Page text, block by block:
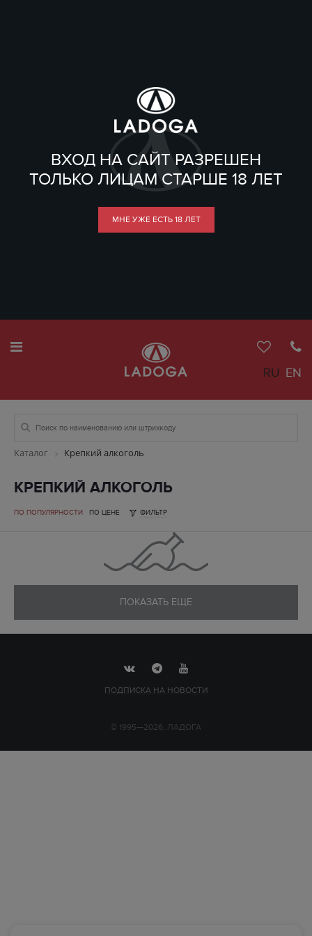
ВХОД НА САЙТ РАЗРЕШЕН
ТОЛЬКО ЛИЦАМ СТАРШЕ 18 ЛЕТ
МНЕ УЖЕ ЕСТЬ 18 ЛЕТ
RU EN
Каталог Крепкий алкоголь
КРЕПКИЙ АЛКОГОЛЬ
ПО ПОПУЛЯРНОСТИ ПО ЦЕНЕ ФИЛЬТР
ПОКАЗАТЬ ЕЩЕ
ПОДПИСКА НА НОВОСТИ
© 1995—2026, ЛАДОГА